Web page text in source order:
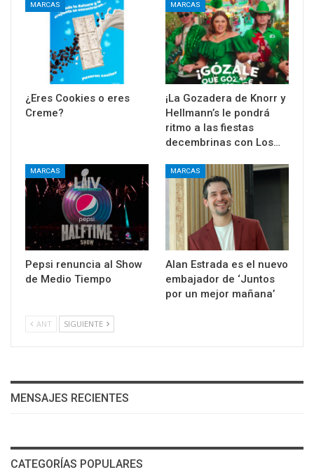
MARCAS
¿Eres Cookies o eres
Creme?
MARCAS
¡La Gozadera de Knorr y
Hellmann’s le pondrá
ritmo a las fiestas
decembrinas con Los…
MARCAS
Pepsi renuncia al Show
de Medio Tiempo
MARCAS
Alan Estrada es el nuevo
embajador de ‘Juntos
por un mejor mañana’
ANT SIGUIENTE
MENSAJES RECIENTES
CATEGORÍAS POPULARES